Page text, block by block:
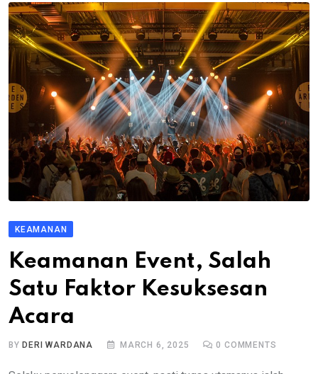
KEAMANAN
Keamanan Event, Salah
Satu Faktor Kesuksesan
Acara
BYDERI WARDANA MARCH 6, 2025 0 COMMENTS